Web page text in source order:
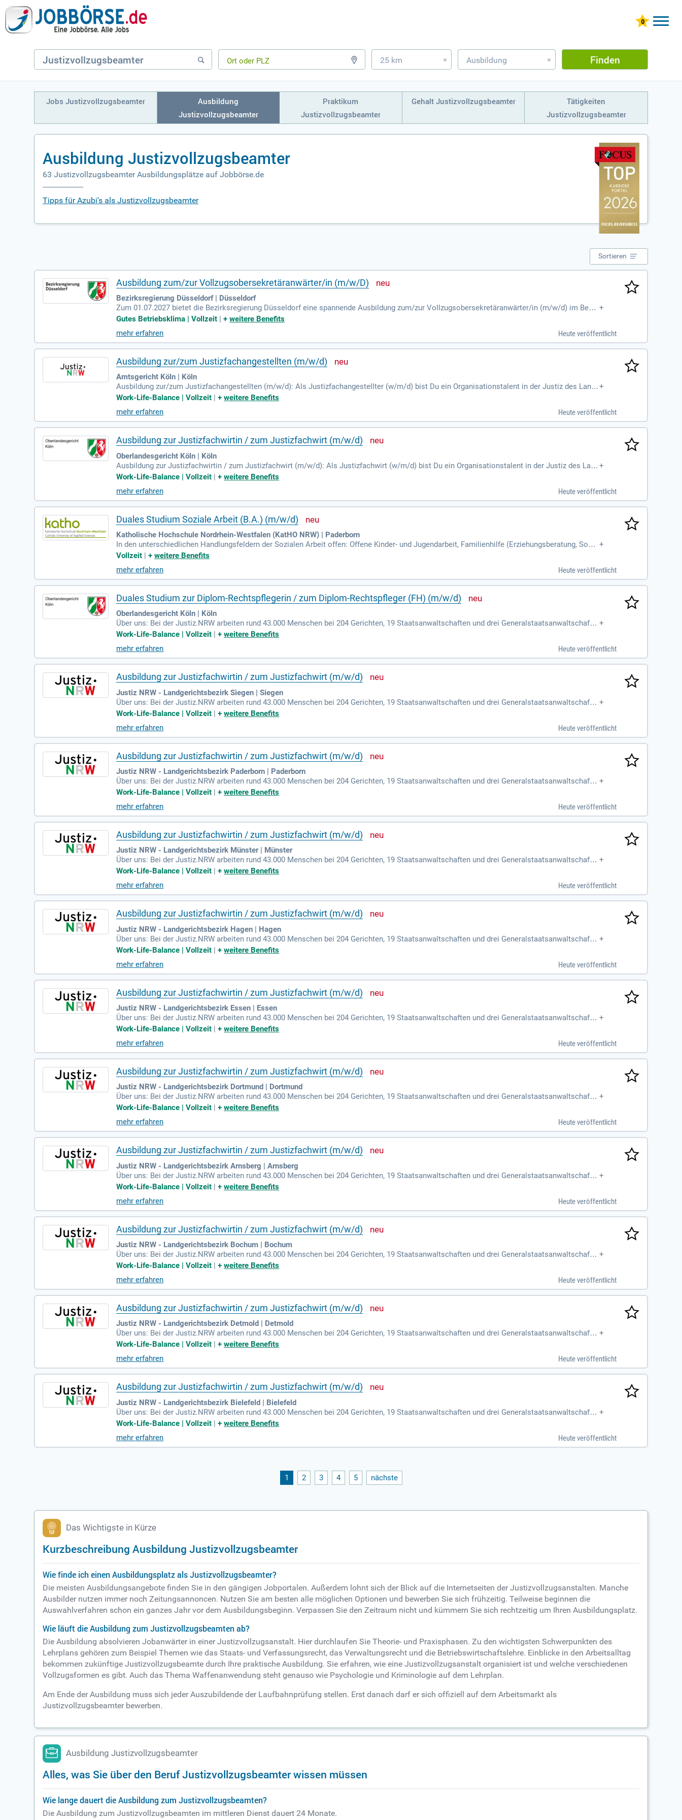
25 km » Ausbildung » Finden
Jobs Justizvollzugsbeamter
Ausbildung
Justizvollzugsbeamter
Praktikum
Justizvollzugsbeamter
Gehalt Justizvollzugsbeamter
Tätigkeiten
Justizvollzugsbeamter
Ausbildung Justizvollzugsbeamter
63 Justizvollzugsbeamter Ausbildungsplätze auf Jobbörse.de
Tipps für Azubi's als Justizvollzugsbeamter
Sortieren
Ausbildung zum/zur Vollzugsobersekretäranwärter/in (m/w/D)
Bezirksregierung Düsseldorf | Düsseldorf
Zum 01.07.2027 bietet die Bezirksregierung Düsseldorf eine spannende Ausbildung zum/zur Vollzugsobersekretäranwärter/in (m/w/d) im Bea
mtenverhältnis der Laufbahngruppe 1, zweites Einstiegsamt des Abschiebungshaftvollzugsdienstes NRW an.
+
Gutes Betriebsklima | Vollzeit |+weitere Benefits
mehr erfahren
Heute veröffentlicht
Ausbildung zur/zum Justizfachangestellten (m/w/d)
Amtsgericht Köln | Köln
Ausbildung zur/zum Justizfachangestellten (m/w/d): Als Justizfachangestellter (w/m/d) bist Du ein Organisationstalent in der Justiz des Land
es NRW: In den Gerichten und Staatsanwaltschaften sorgst Du dafür, dass Recht und Justiz reibungslos funktionieren
+
Work-Life-Balance | Vollzeit |+weitere Benefits
mehr erfahren
Heute veröffentlicht
Ausbildung zur Justizfachwirtin / zum Justizfachwirt (m/w/d)
Oberlandesgericht Köln | Köln
Ausbildung zur Justizfachwirtin / zum Justizfachwirt (m/w/d): Als Justizfachwirt (w/m/d) bist Du ein Organisationstalent in der Justiz des Land
es NRW: In den Gerichten und Staatsanwaltschaften sorgst Du dafür, dass Recht und Justiz reibungslos funktionieren
+
Work-Life-Balance | Vollzeit |+weitere Benefits
mehr erfahren
Heute veröffentlicht
Duales Studium Soziale Arbeit (B.A.) (m/w/d)
Katholische Hochschule Nordrhein-Westfalen (KatHO NRW) | Paderborn
In den unterschiedlichen Handlungsfeldern der Sozialen Arbeit offen: Offene Kinder- und Jugendarbeit, Familienhilfe (Erziehungsberatung, Sozia
lpädagogische Familienhilfe, Jugendamt); Sozialpsychiatrischer Dienst; Soziale Dienste in Krankhäusern und Justizvollzugsanstalten
+
Vollzeit |+weitere Benefits
mehr erfahren
Heute veröffentlicht
Duales Studium zur Diplom-Rechtspflegerin / zum Diplom-Rechtspfleger (FH) (m/w/d)
Oberlandesgericht Köln | Köln
Über uns: Bei der Justiz.NRW arbeiten rund 43.000 Menschen bei 204 Gerichten, 19 Staatsanwaltschaften und drei Generalstaatsanwaltschafte
n, 36 Justizvollzugseinrichtungen, fünf Jugendarrestanstalten und 19 Dienststellen des ambulanten Sozialen Dienstes
+
Work-Life-Balance | Vollzeit |+weitere Benefits
mehr erfahren
Heute veröffentlicht
Ausbildung zur Justizfachwirtin / zum Justizfachwirt (m/w/d)
Justiz NRW - Landgerichtsbezirk Siegen | Siegen
Über uns: Bei der Justiz.NRW arbeiten rund 43.000 Menschen bei 204 Gerichten, 19 Staatsanwaltschaften und drei Generalstaatsanwaltschafte
n, 36 Justizvollzugseinrichtungen, fünf Jugendarrestanstalten und 19 Dienststellen des ambulanten Sozialen Dienstes
+
Work-Life-Balance | Vollzeit |+weitere Benefits
mehr erfahren
Heute veröffentlicht
Ausbildung zur Justizfachwirtin / zum Justizfachwirt (m/w/d)
Justiz NRW - Landgerichtsbezirk Paderborn | Paderborn
Über uns: Bei der Justiz.NRW arbeiten rund 43.000 Menschen bei 204 Gerichten, 19 Staatsanwaltschaften und drei Generalstaatsanwaltschafte
n, 36 Justizvollzugseinrichtungen, fünf Jugendarrestanstalten und 19 Dienststellen des ambulanten Sozialen Dienstes
+
Work-Life-Balance | Vollzeit |+weitere Benefits
mehr erfahren
Heute veröffentlicht
Ausbildung zur Justizfachwirtin / zum Justizfachwirt (m/w/d)
Justiz NRW - Landgerichtsbezirk Münster | Münster
Über uns: Bei der Justiz.NRW arbeiten rund 43.000 Menschen bei 204 Gerichten, 19 Staatsanwaltschaften und drei Generalstaatsanwaltschafte
n, 36 Justizvollzugseinrichtungen, fünf Jugendarrestanstalten und 19 Dienststellen des ambulanten Sozialen Dienstes
+
Work-Life-Balance | Vollzeit |+weitere Benefits
mehr erfahren
Heute veröffentlicht
Ausbildung zur Justizfachwirtin / zum Justizfachwirt (m/w/d)
Justiz NRW - Landgerichtsbezirk Hagen | Hagen
Über uns: Bei der Justiz.NRW arbeiten rund 43.000 Menschen bei 204 Gerichten, 19 Staatsanwaltschaften und drei Generalstaatsanwaltschafte
n, 36 Justizvollzugseinrichtungen, fünf Jugendarrestanstalten und 19 Dienststellen des ambulanten Sozialen Dienstes
+
Work-Life-Balance | Vollzeit |+weitere Benefits
mehr erfahren
Heute veröffentlicht
Ausbildung zur Justizfachwirtin / zum Justizfachwirt (m/w/d)
Justiz NRW - Landgerichtsbezirk Essen | Essen
Über uns: Bei der Justiz.NRW arbeiten rund 43.000 Menschen bei 204 Gerichten, 19 Staatsanwaltschaften und drei Generalstaatsanwaltschafte
n, 36 Justizvollzugseinrichtungen, fünf Jugendarrestanstalten und 19 Dienststellen des ambulanten Sozialen Dienstes
+
Work-Life-Balance | Vollzeit |+weitere Benefits
mehr erfahren
Heute veröffentlicht
Ausbildung zur Justizfachwirtin / zum Justizfachwirt (m/w/d)
Justiz NRW - Landgerichtsbezirk Dortmund | Dortmund
Über uns: Bei der Justiz.NRW arbeiten rund 43.000 Menschen bei 204 Gerichten, 19 Staatsanwaltschaften und drei Generalstaatsanwaltschafte
n, 36 Justizvollzugseinrichtungen, fünf Jugendarrestanstalten und 19 Dienststellen des ambulanten Sozialen Dienstes
+
Work-Life-Balance | Vollzeit |+weitere Benefits
mehr erfahren
Heute veröffentlicht
Ausbildung zur Justizfachwirtin / zum Justizfachwirt (m/w/d)
Justiz NRW - Landgerichtsbezirk Arnsberg | Arnsberg
Über uns: Bei der Justiz.NRW arbeiten rund 43.000 Menschen bei 204 Gerichten, 19 Staatsanwaltschaften und drei Generalstaatsanwaltschafte
n, 36 Justizvollzugseinrichtungen, fünf Jugendarrestanstalten und 19 Dienststellen des ambulanten Sozialen Dienstes
+
Work-Life-Balance | Vollzeit |+weitere Benefits
mehr erfahren
Heute veröffentlicht
Ausbildung zur Justizfachwirtin / zum Justizfachwirt (m/w/d)
Justiz NRW - Landgerichtsbezirk Bochum | Bochum
Über uns: Bei der Justiz.NRW arbeiten rund 43.000 Menschen bei 204 Gerichten, 19 Staatsanwaltschaften und drei Generalstaatsanwaltschafte
n, 36 Justizvollzugseinrichtungen, fünf Jugendarrestanstalten und 19 Dienststellen des ambulanten Sozialen Dienstes
+
Work-Life-Balance | Vollzeit |+weitere Benefits
mehr erfahren
Heute veröffentlicht
Ausbildung zur Justizfachwirtin / zum Justizfachwirt (m/w/d)
Justiz NRW - Landgerichtsbezirk Detmold | Detmold
Über uns: Bei der Justiz.NRW arbeiten rund 43.000 Menschen bei 204 Gerichten, 19 Staatsanwaltschaften und drei Generalstaatsanwaltschafte
n, 36 Justizvollzugseinrichtungen, fünf Jugendarrestanstalten und 19 Dienststellen des ambulanten Sozialen Dienstes
+
Work-Life-Balance | Vollzeit |+weitere Benefits
mehr erfahren
Heute veröffentlicht
Ausbildung zur Justizfachwirtin / zum Justizfachwirt (m/w/d)
Justiz NRW - Landgerichtsbezirk Bielefeld | Bielefeld
Über uns: Bei der Justiz.NRW arbeiten rund 43.000 Menschen bei 204 Gerichten, 19 Staatsanwaltschaften und drei Generalstaatsanwaltschafte
n, 36 Justizvollzugseinrichtungen, fünf Jugendarrestanstalten und 19 Dienststellen des ambulanten Sozialen Dienstes
+
Work-Life-Balance | Vollzeit |+weitere Benefits
mehr erfahren
Heute veröffentlicht
1 2 3 4 5 nächste
Das Wichtigste in Kürze
Kurzbeschreibung Ausbildung Justizvollzugsbeamter
Wie finde ich einen Ausbildungsplatz als Justizvollzugsbeamter?
Die meisten Ausbildungsangebote finden Sie in den gängigen Jobportalen. Außerdem lohnt sich der Blick auf die Internetseiten der Justizvollzugsanstalten. Manche
Ausbilder nutzen immer noch Zeitungsannoncen. Nutzen Sie am besten alle möglichen Optionen und bewerben Sie sich frühzeitig. Teilweise beginnen die
Auswahlverfahren schon ein ganzes Jahr vor dem Ausbildungsbeginn. Verpassen Sie den Zeitraum nicht und kümmern Sie sich rechtzeitig um Ihren Ausbildungsplatz.
Wie läuft die Ausbildung zum Justizvollzugsbeamten ab?
Die Ausbildung absolvieren Jobanwärter in einer Justizvollzugsanstalt. Hier durchlaufen Sie Theorie- und Praxisphasen. Zu den wichtigsten Schwerpunkten des
Lehrplans gehören zum Beispiel Themen wie das Staats- und Verfassungsrecht, das Verwaltungsrecht und die Betriebswirtschaftslehre. Einblicke in den Arbeitsalltag
bekommen zukünftige Justizvollzugsbeamte durch Ihre praktische Ausbildung. Sie erfahren, wie eine Justizvollzugsanstalt organisiert ist und welche verschiedenen
Vollzugsformen es gibt. Auch das Thema Waffenanwendung steht genauso wie Psychologie und Kriminologie auf dem Lehrplan.
Am Ende der Ausbildung muss sich jeder Auszubildende der Laufbahnprüfung stellen. Erst danach darf er sich offiziell auf dem Arbeitsmarkt als
Justizvollzugsbeamter bewerben.
Ausbildung Justizvollzugsbeamter
Alles, was Sie über den Beruf Justizvollzugsbeamter wissen müssen
Wie lange dauert die Ausbildung zum Justizvollzugsbeamten?
Die Ausbildung zum Justizvollzugsbeamten im mittleren Dienst dauert 24 Monate.